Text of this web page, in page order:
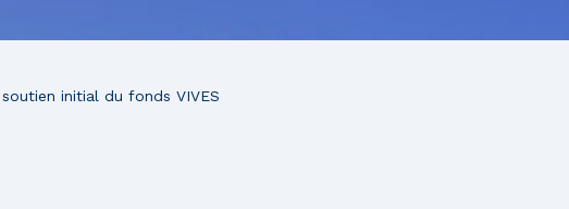
initial du fonds VIVES